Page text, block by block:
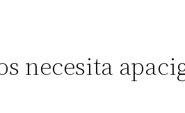
necesita